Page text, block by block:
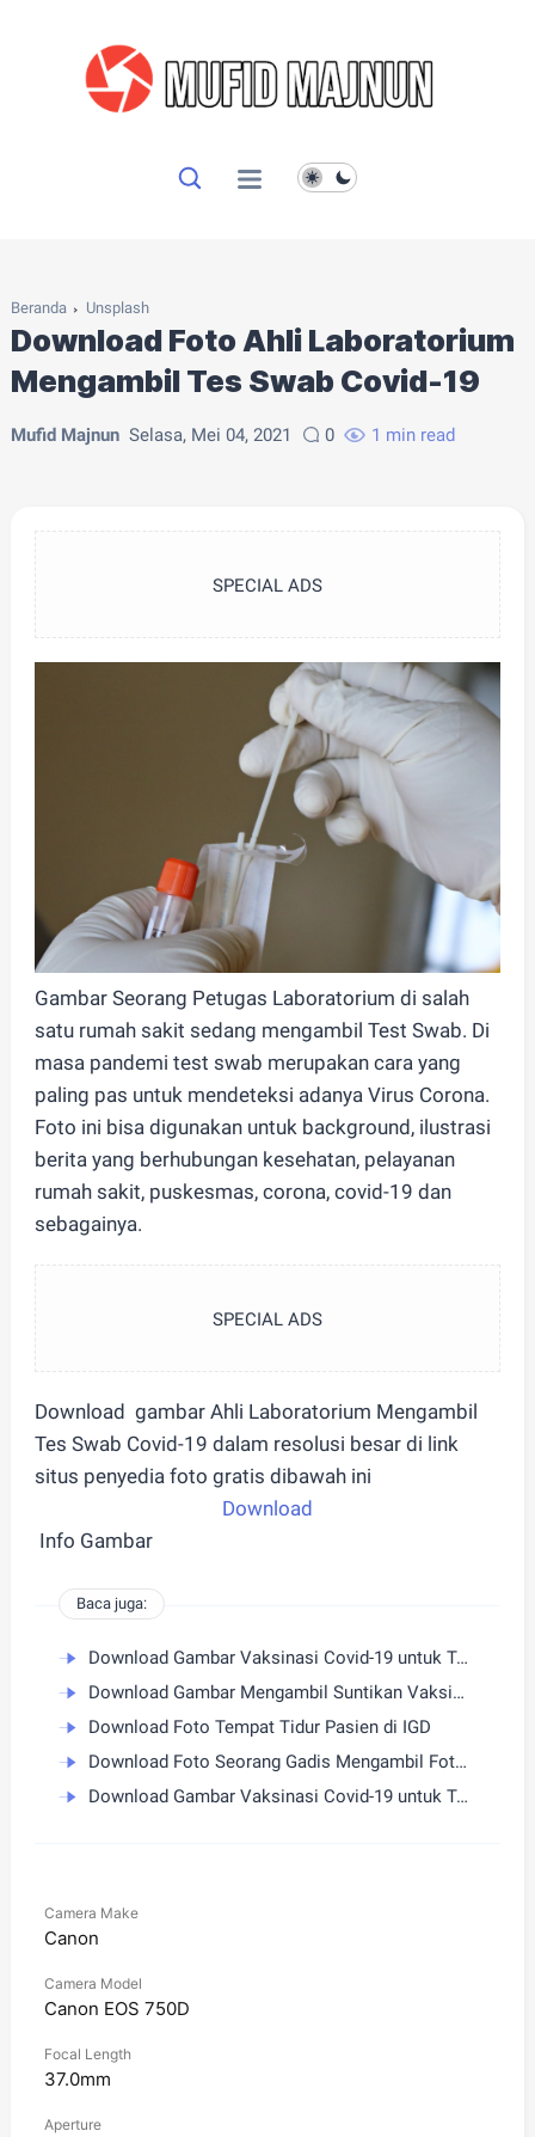
Beranda Unsplash
Download Foto Ahli Laboratorium
Mengambil Tes Swab Covid-19
Mufid Majnun Selasa, Mei 04, 2021 0 1 min read
SPECIAL ADS
Gambar Seorang Petugas Laboratorium di salah
satu rumah sakit sedang mengambil Test Swab. Di
masa pandemi test swab merupakan cara yang
paling pas untuk mendeteksi adanya Virus Corona.
Foto ini bisa digunakan untuk background, ilustrasi
berita yang berhubungan kesehatan, pelayanan
rumah sakit, puskesmas, corona, covid-19 dan
sebagainya.
SPECIAL ADS
Download gambar Ahli Laboratorium Mengambil
Tes Swab Covid-19 dalam resolusi besar di link
situs penyedia foto gratis dibawah ini
Download
Info Gambar
Baca juga:
Download Gambar Vaksinasi Covid-19 untuk Tenaga Medis di Banyumas
Download Gambar Mengambil Suntikan Vaksinasi Sinovac Covid-19
Download Foto Tempat Tidur Pasien di IGD
Download Foto Seorang Gadis Mengambil Foto Menggunakan Kamera DSLR
Download Gambar Vaksinasi Covid-19 untuk Tenaga Medis di Banyumas
Camera Make
Canon
Camera Model
Canon EOS 750D
Focal Length
37.0mm
Aperture